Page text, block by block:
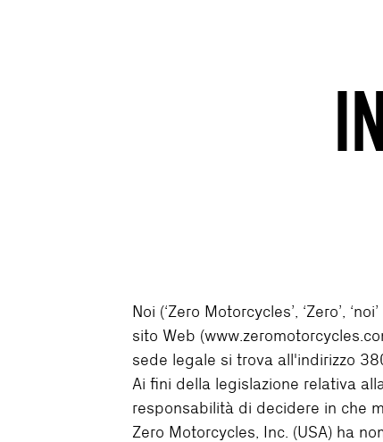
Noi (‘Zero Motorcycles’, ‘Zero’,
sito Web
sede legale si trova all'indirizzo
Ai fini della legislazione relativa
responsabilità di decidere in che
Zero Motorcycles, Inc. (USA) ha